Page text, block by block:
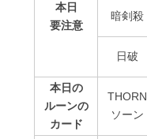
本日
要注意
暗剣殺
⽇破
本日の
ルーンの
カード
THORN
ソーン